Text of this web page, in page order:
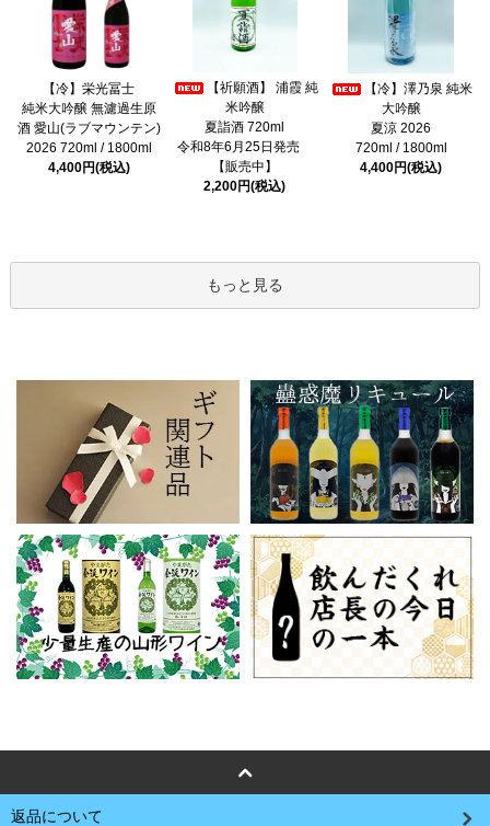
【冷】栄光冨士
純米大吟醸 無濾過生原
酒 愛山(ラブマウンテン)
2026 720ml / 1800ml
4,400円(税込)
【祈願酒】 浦霞 純
米吟醸
夏詣酒 720ml
令和8年6月25日発売
【販売中】
2,200円(税込)
【冷】澤乃泉 純米
大吟醸
夏涼 2026
720ml / 1800ml
4,400円(税込)
もっと見る
返品について